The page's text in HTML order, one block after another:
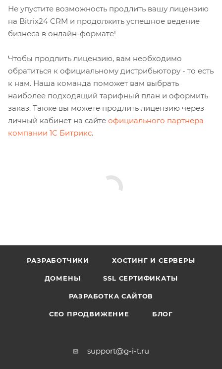
Не упустите возможность продлить вашу лицензию
на Bitrix24 CRM и продолжить успешное ведение
бизнеса в онлайн-формате!
Чтобы продлить лицензию, вам необходимо
обратиться к официальному дистрибьютору - то есть
к нам. Наша команда поможет вам выбрать
наиболее подходящий тарифный план и оформить
заказ. Также вы можете продлить лицензию через
личный кабинет на сайте официального партнера
компании 1С Битрикс.
РАЗРАБОТЧИКИ ХОСТИНГ И СЕРВЕРЫ
ДОМЕНЫ SSL СЕРТИФИКАТЫ
РАЗРАБОТКА САЙТОВ
СЕО ПРОДВИЖЕНИЕ БЛОГ
support@g-i-t.ru